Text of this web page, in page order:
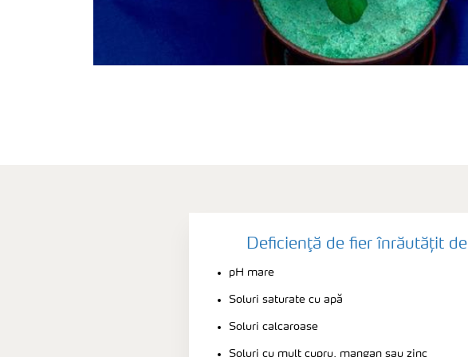
Deficienţă de fier înrăutățit de
pH mare
Soluri saturate cu apă
Soluri calcaroase
Soluri cu mult cupru, mangan sau zinc